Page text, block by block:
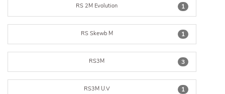
1
RS 2M Evolution
1
RS Skewb M
3
RS3M
1
RS3M U.V